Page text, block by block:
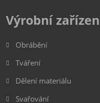
Výrobní
Obrábění
Tváření
Dělení materiálu
Svařování